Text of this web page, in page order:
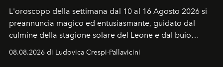
L'oroscopo della settimana dal 10 al 16 Agosto 2026 si
preannuncia magico ed entusiasmante, guidato dal
culmine della stagione solare del Leone e dal buio
ideale per la notte delle Perseidi.
08.08.2026 di Ludovica Crespi-Pallavicini